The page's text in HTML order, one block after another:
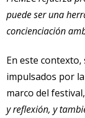
puede ser una
concienciación
En este contexto,
impulsados por
marco del festival,
y reflexión, y